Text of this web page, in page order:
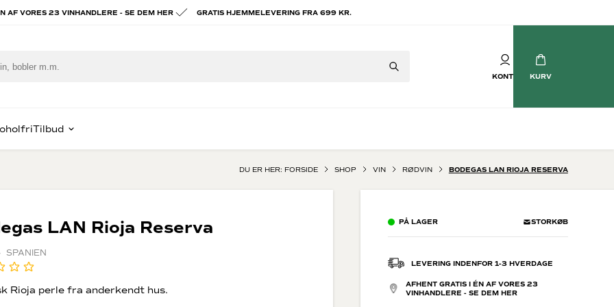
AF VORES 23 VINHANDLERE - SE DEM HER GRATIS HJEMMELEVERING FRA 699 KR.
KONTO KURV
Chablis
Alsace
Champagne
Crémant
Prosecco
Søde mousserende
& Armagnac
spiritus
Tilbud
DU ER HER: FORSIDE SHOP VIN RØDVIN BODEGAS LAN RIOJA RESERVA
LAN Rioja Reserva
SPANIEN
Rioja perle fra anderkendt hus.
PÅ LAGER STORKØB
LEVERING INDENFOR 1-3 HVERDAGE
AFHENT GRATIS I ÉN AF VORES 23
VINHANDLERE - SE DEM HER